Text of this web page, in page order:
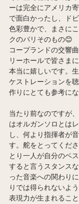
ーは完全にアメリカ
で面白かったし、ド
色彩豊かで、まさに
クのパリそのもの😊
コープランドの交響
リーホールで皆さま
本当に嬉しいです。
ケストレーションを
作りにとても参考にな
当たり前なのですが
はオルガンソロとは
し、何より指揮者が
す。舵をとってくだ
とり一人が自分のベ
すると言うスタンス
った音楽への関わり
りでは得られないよ
表現力が生まれるこ